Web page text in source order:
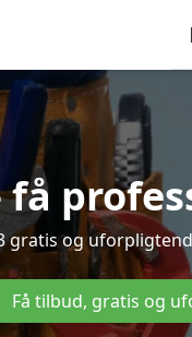
få
gratis og
Få tilbud, gratis og